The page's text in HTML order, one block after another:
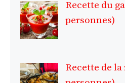
Recette du
personnes)
Recette de